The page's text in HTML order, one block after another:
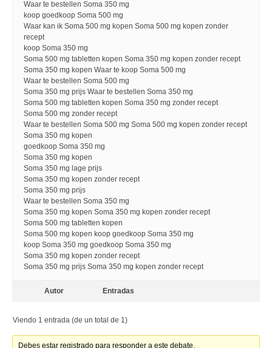
Waar te bestellen Soma 350 mg
koop goedkoop Soma 500 mg
Waar kan ik Soma 500 mg kopen Soma 500 mg kopen zonder
recept
koop Soma 350 mg
Soma 500 mg tabletten kopen Soma 350 mg kopen zonder recept
Soma 350 mg kopen Waar te koop Soma 500 mg
Waar te bestellen Soma 500 mg
Soma 350 mg prijs Waar te bestellen Soma 350 mg
Soma 500 mg tabletten kopen Soma 350 mg zonder recept
Soma 500 mg zonder recept
Waar te bestellen Soma 500 mg Soma 500 mg kopen zonder recept
Soma 350 mg kopen
goedkoop Soma 350 mg
Soma 350 mg kopen
Soma 350 mg lage prijs
Soma 350 mg kopen zonder recept
Soma 350 mg prijs
Waar te bestellen Soma 350 mg
Soma 350 mg kopen Soma 350 mg kopen zonder recept
Soma 500 mg tabletten kopen
Soma 500 mg kopen koop goedkoop Soma 350 mg
koop Soma 350 mg goedkoop Soma 350 mg
Soma 350 mg kopen zonder recept
Soma 350 mg prijs Soma 350 mg kopen zonder recept
Autor Entradas
Viendo 1 entrada (de un total de 1)
Debes estar registrado para responder a este debate.